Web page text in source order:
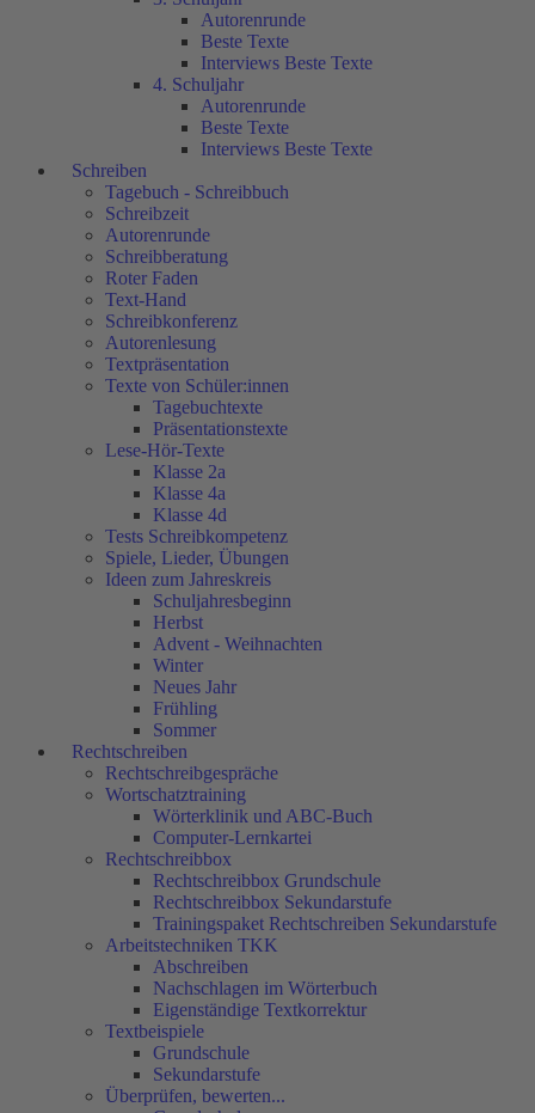
Autorenrunde
Beste Texte
Interviews Beste Texte
4. Schuljahr
Autorenrunde
Beste Texte
Interviews Beste Texte
Schreiben
Tagebuch - Schreibbuch
Schreibzeit
Autorenrunde
Schreibberatung
Roter Faden
Text-Hand
Schreibkonferenz
Autorenlesung
Textpräsentation
Texte von Schüler:innen
Tagebuchtexte
Präsentationstexte
Lese-Hör-Texte
Klasse 2a
Klasse 4a
Klasse 4d
Tests Schreibkompetenz
Spiele, Lieder, Übungen
Ideen zum Jahreskreis
Schuljahresbeginn
Herbst
Advent - Weihnachten
Winter
Neues Jahr
Frühling
Sommer
Rechtschreiben
Rechtschreibgespräche
Wortschatztraining
Wörterklinik und ABC-Buch
Computer-Lernkartei
Rechtschreibbox
Rechtschreibbox Grundschule
Rechtschreibbox Sekundarstufe
Trainingspaket Rechtschreiben Sekundarstufe
Arbeitstechniken TKK
Abschreiben
Nachschlagen im Wörterbuch
Eigenständige Textkorrektur
Textbeispiele
Grundschule
Sekundarstufe
Überprüfen, bewerten...